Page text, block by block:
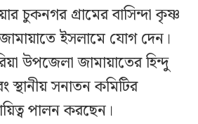
চুকনগর গ্রামের বাসিন্দা কৃষ্ণ
ইসলামে যোগ দেন।
উপজেলা জামায়াতের হিন্দু
স্থানীয় সনাতন কমিটির
পালন করছেন।